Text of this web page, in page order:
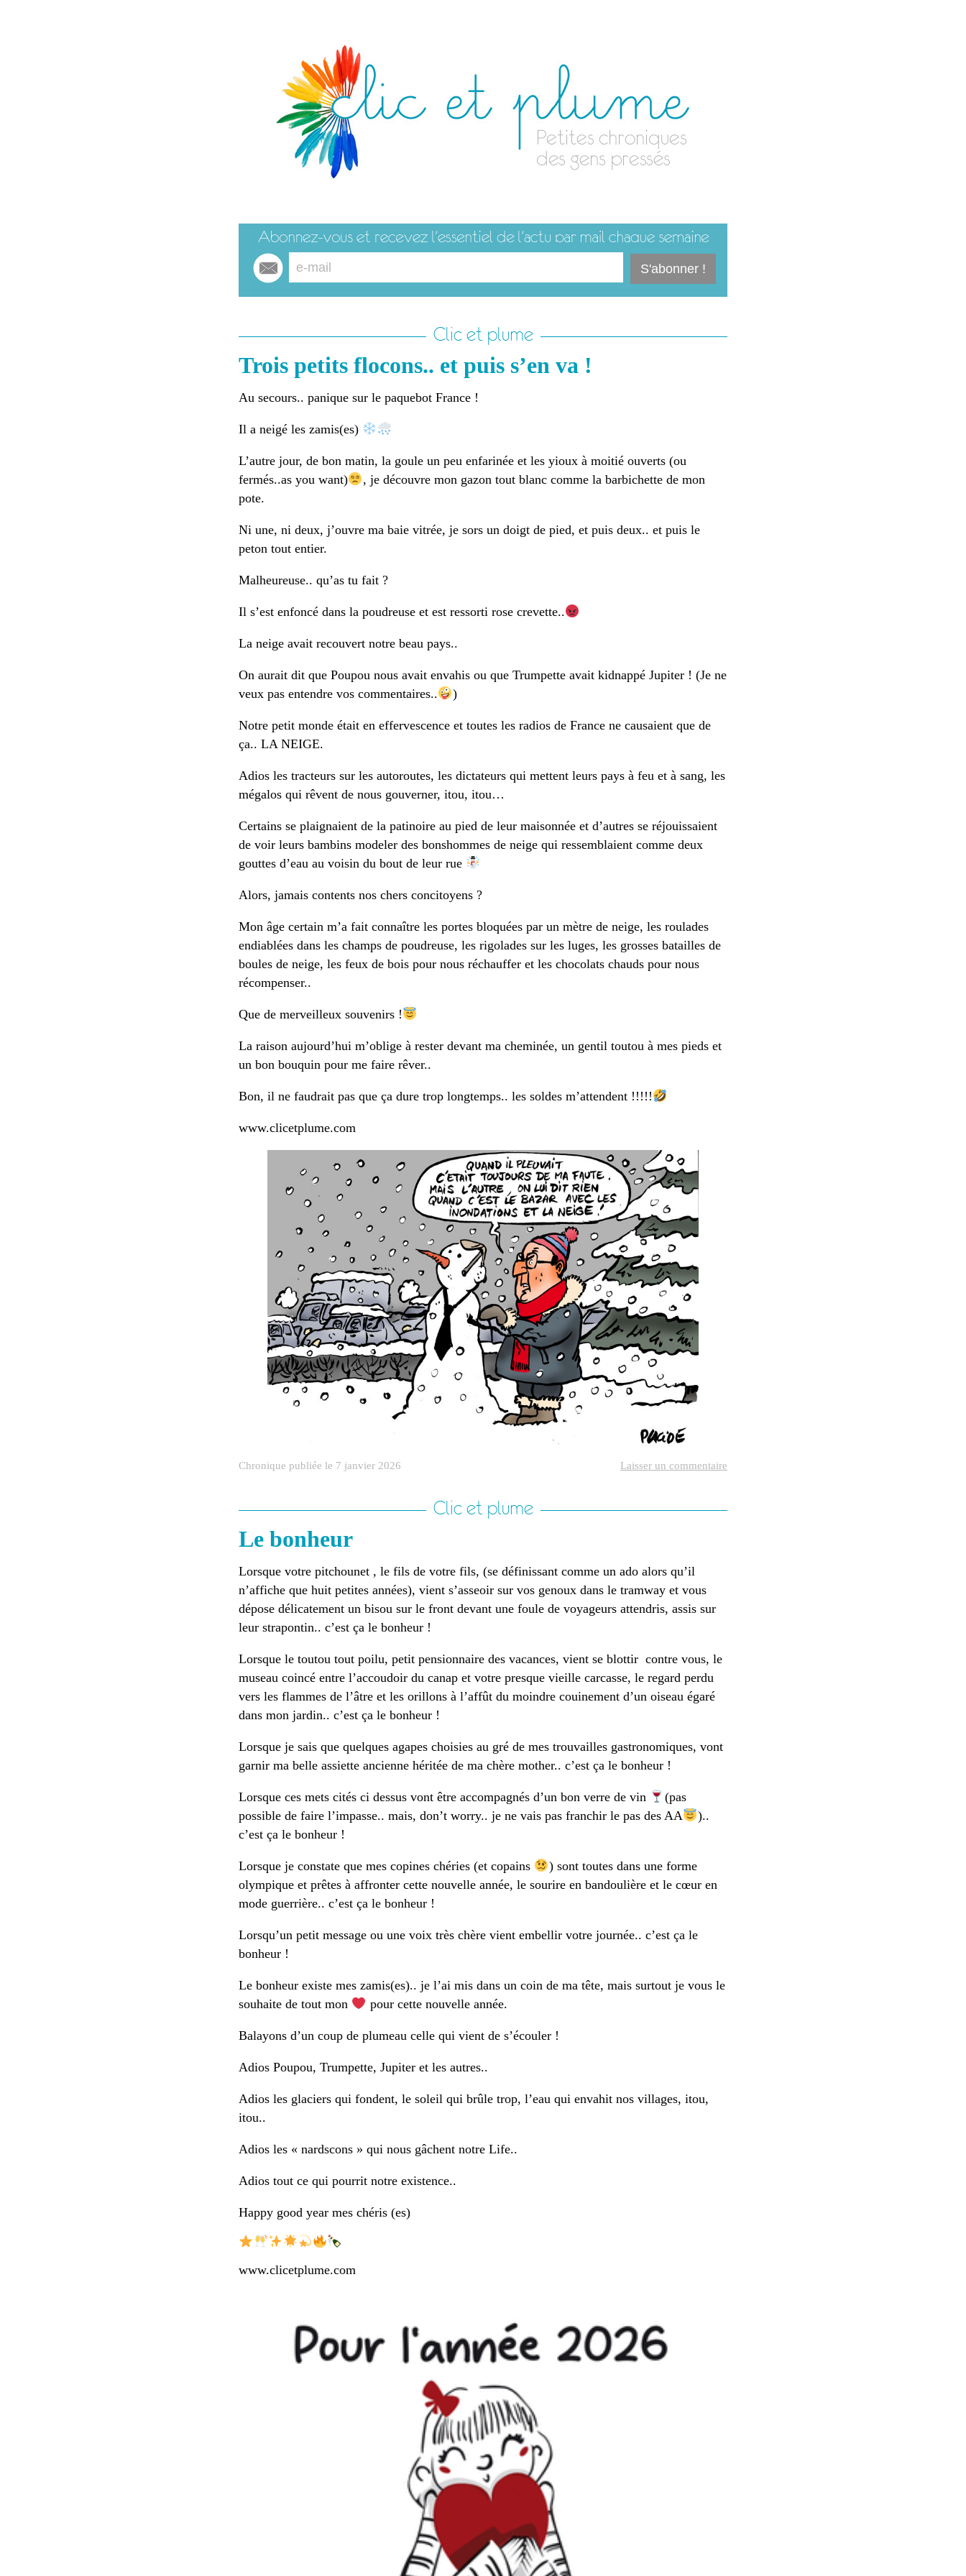
Clic et plume
Trois petits flocons.. et puis s’en va !
Au secours.. panique sur le paquebot France !
Il a neigé les zamis(es)
L’autre jour, de bon matin, la goule un peu enfarinée et les yioux à moitié ouverts (ou
fermés..as you want)
, je découvre mon gazon tout blanc comme la barbichette de mon
pote.
Ni une, ni deux, j’ouvre ma baie vitrée, je sors un doigt de pied, et puis deux.. et puis le
peton tout entier.
Malheureuse.. qu’as tu fait ?
Il s’est enfoncé dans la poudreuse et est ressorti rose crevette..
La neige avait recouvert notre beau pays..
On aurait dit que Poupou nous avait envahis ou que Trumpette avait kidnappé Jupiter ! (Je ne
veux pas entendre vos commentaires..
)
Notre petit monde était en effervescence et toutes les radios de France ne causaient que de
ça.. LA NEIGE.
Adios les tracteurs sur les autoroutes, les dictateurs qui mettent leurs pays à feu et à sang, les
mégalos qui rêvent de nous gouverner, itou, itou…
Certains se plaignaient de la patinoire au pied de leur maisonnée et d’autres se réjouissaient
de voir leurs bambins modeler des bonshommes de neige qui ressemblaient comme deux
gouttes d’eau au voisin du bout de leur rue
Alors, jamais contents nos chers concitoyens ?
Mon âge certain m’a fait connaître les portes bloquées par un mètre de neige, les roulades
endiablées dans les champs de poudreuse, les rigolades sur les luges, les grosses batailles de
boules de neige, les feux de bois pour nous réchauffer et les chocolats chauds pour nous
récompenser..
Que de merveilleux souvenirs !
La raison aujourd’hui m’oblige à rester devant ma cheminée, un gentil toutou à mes pieds et
un bon bouquin pour me faire rêver..
Bon, il ne faudrait pas que ça dure trop longtemps.. les soldes m’attendent !!!!!
www.clicetplume.com
Chronique publiée le 7 janvier 2026 Laisser un commentaire
Clic et plume
Le bonheur
Lorsque votre pitchounet , le fils de votre fils, (se définissant comme un ado alors qu’il
n’affiche que huit petites années), vient s’asseoir sur vos genoux dans le tramway et vous
dépose délicatement un bisou sur le front devant une foule de voyageurs attendris, assis sur
leur strapontin.. c’est ça le bonheur !
Lorsque le toutou tout poilu, petit pensionnaire des vacances, vient se blottir contre vous, le
museau coincé entre l’accoudoir du canap et votre presque vieille carcasse, le regard perdu
vers les flammes de l’âtre et les orillons à l’affût du moindre couinement d’un oiseau égaré
dans mon jardin.. c’est ça le bonheur !
Lorsque je sais que quelques agapes choisies au gré de mes trouvailles gastronomiques, vont
garnir ma belle assiette ancienne héritée de ma chère mother.. c’est ça le bonheur !
Lorsque ces mets cités ci dessus vont être accompagnés d’un bon verre de vin
(pas
possible de faire l’impasse.. mais, don’t worry.. je ne vais pas franchir le pas des AA
)..
c’est ça le bonheur !
Lorsque je constate que mes copines chéries (et copains
) sont toutes dans une forme
olympique et prêtes à affronter cette nouvelle année, le sourire en bandoulière et le cœur en
mode guerrière.. c’est ça le bonheur !
Lorsqu’un petit message ou une voix très chère vient embellir votre journée.. c’est ça le
bonheur !
Le bonheur existe mes zamis(es).. je l’ai mis dans un coin de ma tête, mais surtout je vous le
souhaite de tout mon
pour cette nouvelle année.
Balayons d’un coup de plumeau celle qui vient de s’écouler !
Adios Poupou, Trumpette, Jupiter et les autres..
Adios les glaciers qui fondent, le soleil qui brûle trop, l’eau qui envahit nos villages, itou,
itou..
Adios les « nardscons » qui nous gâchent notre Life..
Adios tout ce qui pourrit notre existence..
Happy good year mes chéris (es)
www.clicetplume.com